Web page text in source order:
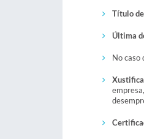
Título
Última
No caso